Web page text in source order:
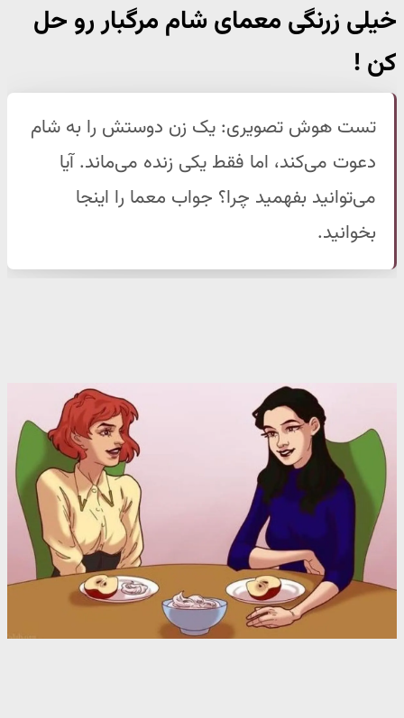
خیلی زرنگی معمای شام مرگبار رو حل
کن !
تست هوش تصویری: یک زن دوستش را به شام
دعوت می‌کند، اما فقط یکی زنده می‌ماند. آیا
می‌توانید بفهمید چرا؟ جواب معما را اینجا
بخوانید.